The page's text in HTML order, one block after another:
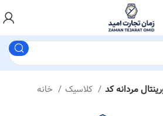
کلاسیک